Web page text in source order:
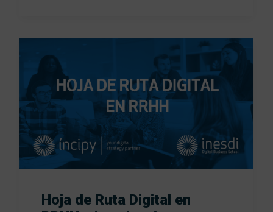
Hoja de Ruta Digital en